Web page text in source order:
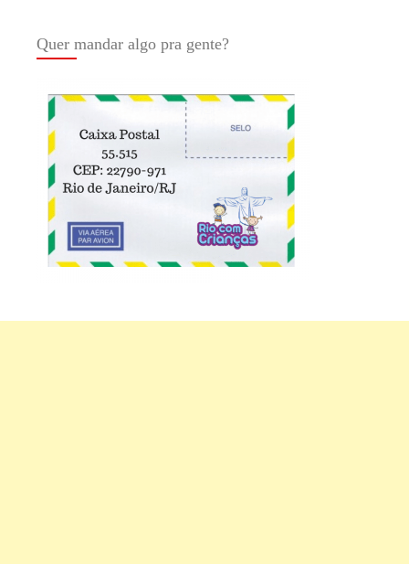
Quer mandar algo pra gente?